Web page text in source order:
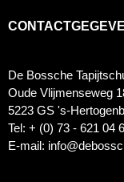
De Bossche
Oude Vlijmenseweg
5223 GS 's-
Tel: + (0) 73 - 621 04
E-mail: